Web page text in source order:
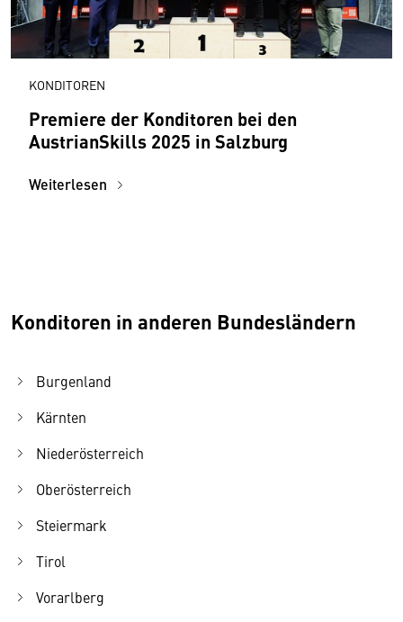
KONDITOREN
Premiere der Konditoren bei den
AustrianSkills 2025 in Salzburg
Weiterlesen
Konditoren in anderen Bundesländern
Burgenland
Kärnten
Niederösterreich
Oberösterreich
Steiermark
Tirol
Vorarlberg